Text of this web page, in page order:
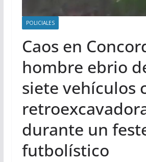
POLICIALES
Caos en
hombre ebrio
siete vehículos
durante un
futbolístico